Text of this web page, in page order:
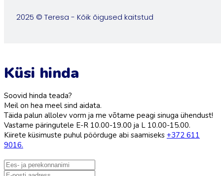
2025 © Teresa - Kõik õigused kaitstud
Küsi hinda
Soovid hinda teada?
Meil on hea meel sind aidata.
Täida palun allolev vorm ja me võtame peagi sinuga ühendust!
Vastame päringutele E-R 10.00-19.00 ja L 10.00-15.00.
Kiirete küsimuste puhul pöörduge abi saamiseks +372 611
9016.